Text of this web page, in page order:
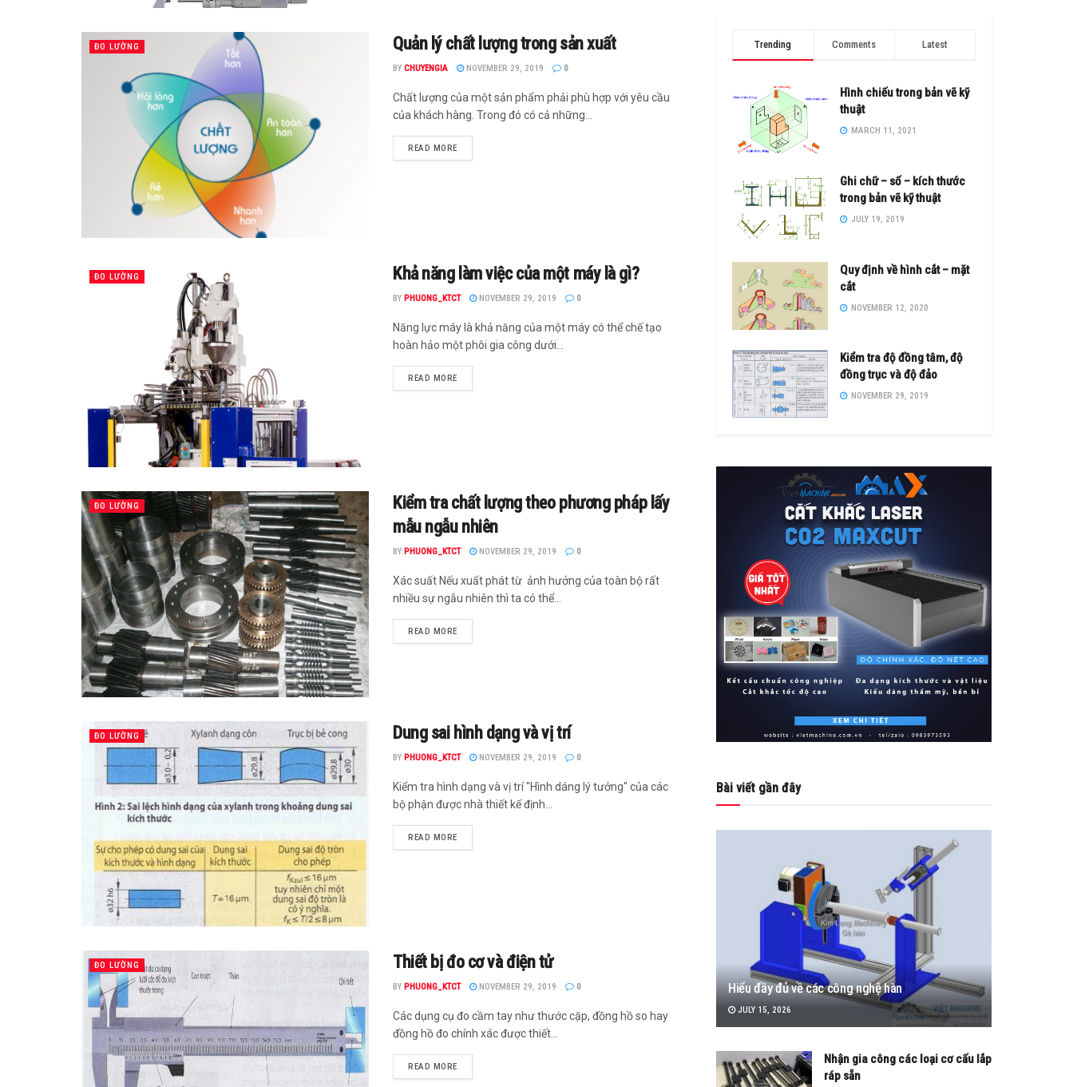
ĐO LƯỜNG Quản lý chất lượng trong sản xuất
BY CHUYENGIA NOVEMBER 29, 2019 0
Chất lượng của một sản phẩm phải phù hợp với yêu cầu
của khách hàng. Trong đó có cả những...
READ MORE
ĐO LƯỜNG Khả năng làm việc của một máy là gì?
BY PHUONG_KTCT NOVEMBER 29, 2019 0
Năng lực máy là khả năng của một máy có thể chế tạo
hoàn hảo một phôi gia công dưới...
READ MORE
ĐO LƯỜNG
Kiểm tra chất lượng theo phương pháp lấy
mẫu ngẫu nhiên
BY PHUONG_KTCT NOVEMBER 29, 2019 0
Xác suất Nếu xuất phát từ ảnh hưởng của toàn bộ rất
nhiều sự ngẫu nhiên thì ta có thể...
READ MORE
ĐO LƯỜNG Dung sai hình dạng và vị trí
BY PHUONG_KTCT NOVEMBER 29, 2019 0
Kiểm tra hình dạng và vị trí "Hình dáng lý tưởng" của các
bộ phận được nhà thiết kế định...
READ MORE
ĐO LƯỜNG Thiết bị đo cơ và điện tử
BY PHUONG_KTCT NOVEMBER 29, 2019 0
Các dụng cụ đo cầm tay như thước cặp, đồng hồ so hay
đồng hồ đo chính xác được thiết...
READ MORE
Trending Comments Latest
Hình chiếu trong bản vẽ kỹ
thuật
MARCH 11, 2021
Ghi chữ – số – kích thước
trong bản vẽ kỹ thuật
JULY 19, 2019
Quy định về hình cắt – mặt
cắt
NOVEMBER 12, 2020
Kiểm tra độ đồng tâm, độ
đồng trục và độ đảo
NOVEMBER 29, 2019
Bài viết gần đây
Hiểu đầy đủ về các công nghệ hàn
JULY 15, 2026
Nhận gia công các loại cơ cấu lắp
ráp sẵn